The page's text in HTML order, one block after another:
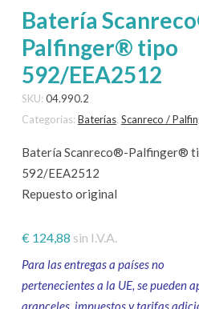
Batería
Palfinger® tipo
592/EEA2512
SKU: 04.990.2
Categorías: Baterías, Scanreco /
Batería Scanreco®-Palfinger®
592/EEA2512
Repuesto original
€ 124,88 sin I.V.A.
Para las entregas a países no
pertenecientes a la UE, se pueden
aranceles, impuestos y tarifas